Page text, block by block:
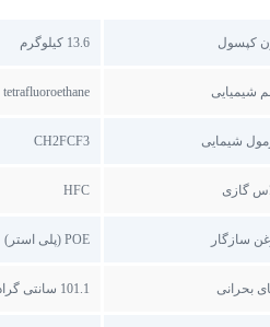
کپسول 13.6 کیلوگرم
شیمیایی tetrafluoroethane
شیمایی CH2FCF3
گازی HFC
سازگار POE (پلی استر)
بحرانی 101.1 سانتی گراد